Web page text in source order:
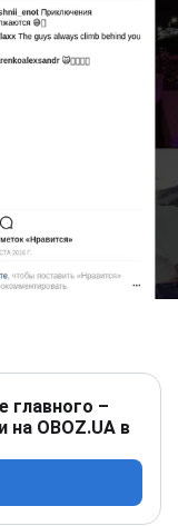
главного –
на OBOZ.UA в